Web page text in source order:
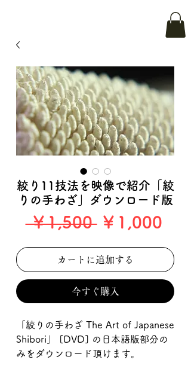
絞り11技法を映像で紹介「絞
りの手わざ」ダウンロード版
￥1,500 通
価
格
￥1,000セ
ル
価
格
カートに追加する
今すぐ購入
「絞りの手わざ The Art of Japanese
Shibori」 [DVD] の日本語版部分の
みをダウンロード頂けます。